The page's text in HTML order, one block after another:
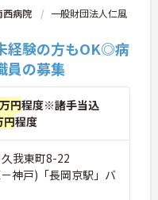
病院
一般財団法人仁風
経験の方もOK◎病
員の募集
円程度※諸手当込
円程度
我東町8-22
神戸)「長岡京駅」バ